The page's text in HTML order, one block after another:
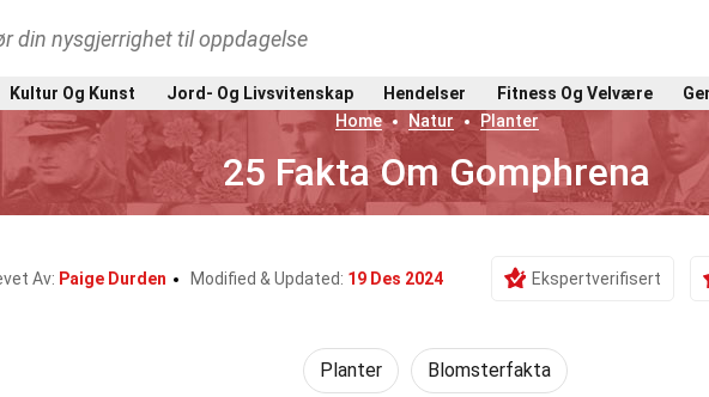
din nysgjerrighet til oppdagelse
Kultur Og Kunst Jord- Og Livsvitenskap Hendelser Fitness Og Velvære
Home
Natur Planter
25 Fakta Om Gomphrena
Av: Paige Durden Modified & Updated: 19 Des 2024 Ekspertverifisert
Planter Blomsterfakta